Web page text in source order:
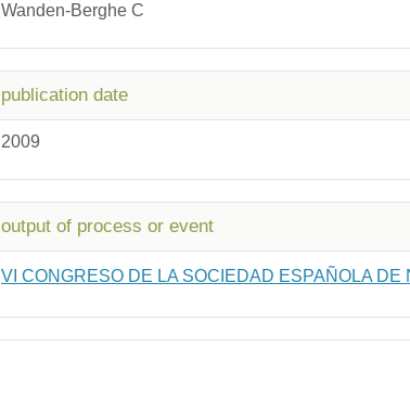
Wanden-Berghe C
publication date
2009
output of process or event
VI CONGRESO DE LA SOCIEDAD ESPAÑOLA